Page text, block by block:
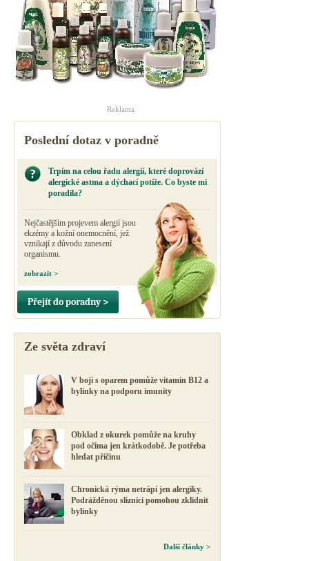
Reklama
Poslední dotaz v poradně
Trpím na celou řadu alergií, které doprovází
alergické astma a dýchací potíže. Co byste mi
poradila?
Nejčastějším projevem alergií jsou
ekzémy a kožní onemocnění, jež
vznikají z důvodu zanesení
organismu.
zobrazit >
Přejít do poradny >
Ze světa zdraví
V boji s oparem pomůže vitamín B12 a
bylinky na podporu imunity
Obklad z okurek pomůže na kruhy
pod očima jen krátkodobě. Je potřeba
hledat příčinu
Chronická rýma netrápí jen alergiky.
Podrážděnou sliznici pomohou zklidnit
bylinky
Další články >